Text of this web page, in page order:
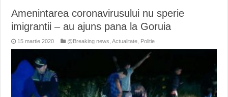
Amenintarea coronavirusului nu sperie
imigrantii – au ajuns pana la Goruia
15 martie 2020 @Breaking news ,Actualitate Politie